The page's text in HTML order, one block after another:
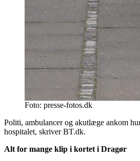
Foto: presse-fotos.dk
Politi, ambulancer og akutlæge ankom
hospitalet, skriver BT.dk.
Alt for mange klip i kortet i Dragør